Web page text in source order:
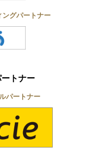
ングパートナー
トナー
パートナー